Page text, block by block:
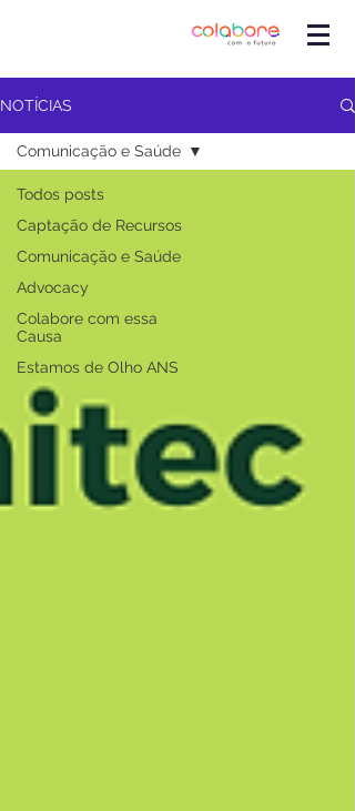
NOTÍCIAS
Todos posts
Captação de Recursos
Comunicação e Saúde
Advocacy
Colabore com essa
Causa
Estamos de Olho ANS
Comunicação e Saúde